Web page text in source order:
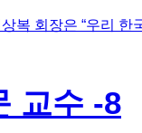
회장은 “우리 한
교수 -8